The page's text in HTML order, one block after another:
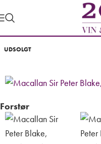
UDSOLGT
Forstør